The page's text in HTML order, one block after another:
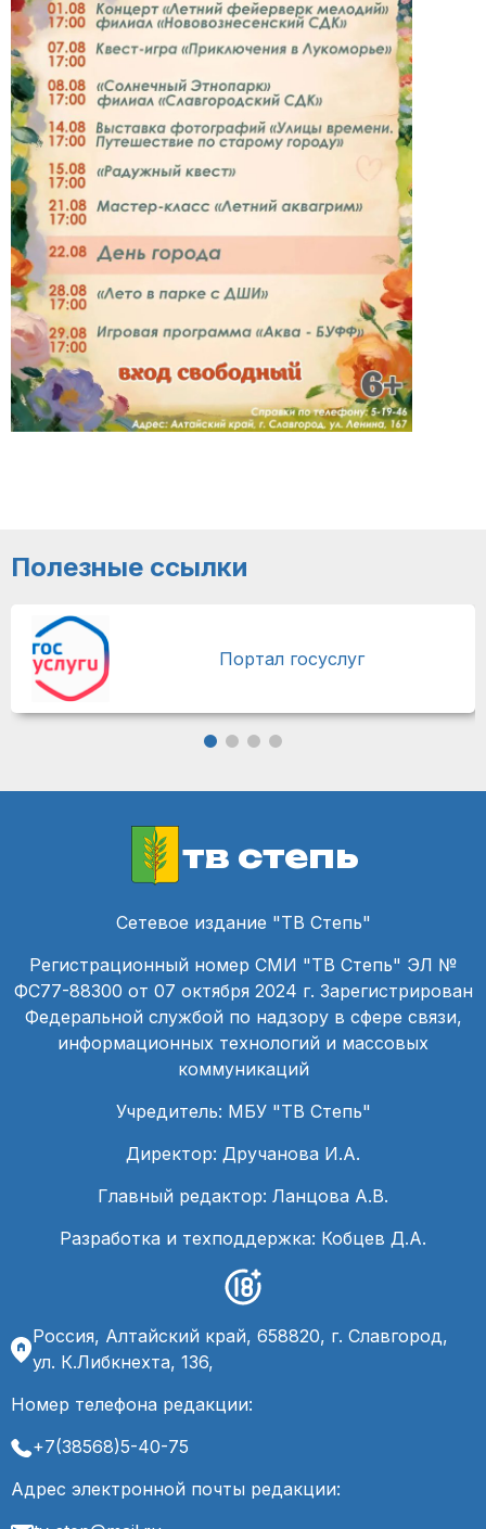
Полезные ссылки
Портал госуслуг
тв степь
Сетевое издание "ТВ Степь"
Регистрационный номер СМИ "ТВ Степь" ЭЛ №
ФС77-88300 от 07 октября 2024 г. Зарегистрирован
Федеральной службой по надзору в сфере связи,
информационных технологий и массовых
коммуникаций
Учредитель: МБУ "ТВ Степь"
Директор: Дручанова И.А.
Главный редактор: Ланцова А.В.
Разработка и техподдержка: Кобцев Д.А.
Россия, Алтайский край, 658820, г. Славгород,
ул. К.Либкнехта, 136,
Номер телефона редакции:
+7(38568)5-40-75
Адрес электронной почты редакции: